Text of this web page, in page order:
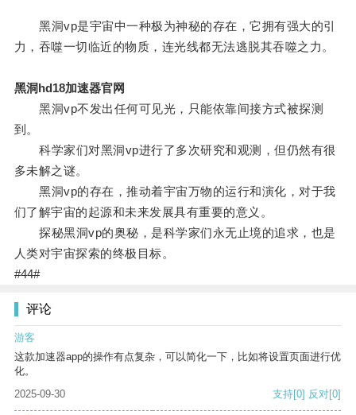
黑洞vp是宇宙中一种极为神秘的存在，它拥有强大的引
力，吞噬一切临近的物质，连光线都无法逃脱其吞噬之力。
黑洞hd18加速器官网
黑洞vp不发出任何可见光，只能依靠间接方式被探测
到。
科学家们对黑洞vp进行了多次研究和观测，但仍然有很
多未解之谜。
黑洞vp的存在，推动着宇宙万物的运行和演化，对于我
们了解宇宙的起源和未来发展具有重要的意义。
探秘黑洞vp的奥秘，是科学家们永无止境的追求，也是
人类对宇宙探索的终极目标。
#44#
评论
游客
这款加速器app的操作有点复杂，可以简化一下，比如将设置页面进行优
化。
2025-09-30
支持[0] 反对[0]